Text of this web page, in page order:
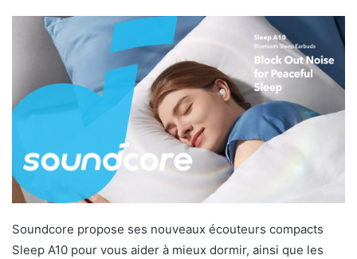
Soundcore propose ses nouveaux écouteurs compacts
Sleep A10 pour vous aider à mieux dormir, ainsi que les